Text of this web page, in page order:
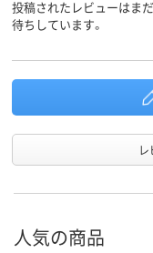
投稿されたレビューはま
待ちしています。
人気の商品